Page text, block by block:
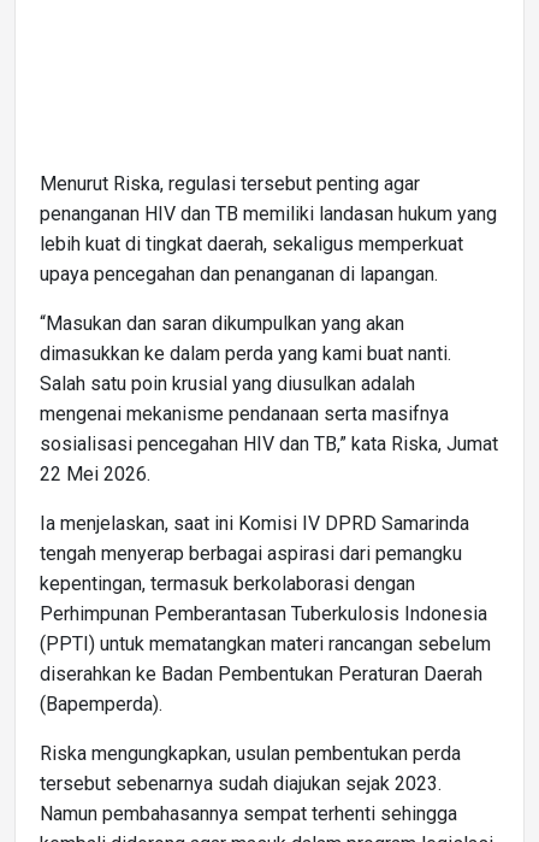
Menurut Riska, regulasi tersebut penting agar
penanganan HIV dan TB memiliki landasan hukum yang
lebih kuat di tingkat daerah, sekaligus memperkuat
upaya pencegahan dan penanganan di lapangan.
“Masukan dan saran dikumpulkan yang akan
dimasukkan ke dalam perda yang kami buat nanti.
Salah satu poin krusial yang diusulkan adalah
mengenai mekanisme pendanaan serta masifnya
sosialisasi pencegahan HIV dan TB,” kata Riska, Jumat
22 Mei 2026.
Ia menjelaskan, saat ini Komisi IV DPRD Samarinda
tengah menyerap berbagai aspirasi dari pemangku
kepentingan, termasuk berkolaborasi dengan
Perhimpunan Pemberantasan Tuberkulosis Indonesia
(PPTI) untuk mematangkan materi rancangan sebelum
diserahkan ke Badan Pembentukan Peraturan Daerah
(Bapemperda).
Riska mengungkapkan, usulan pembentukan perda
tersebut sebenarnya sudah diajukan sejak 2023.
Namun pembahasannya sempat terhenti sehingga